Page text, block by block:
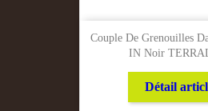
Couple De Grenouilles
IN Noir
Détail